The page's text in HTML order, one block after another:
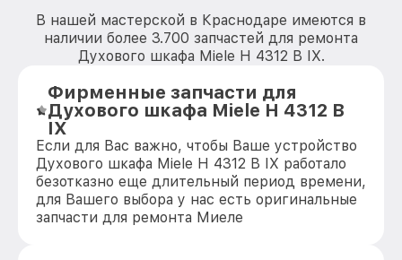
В нашей мастерской в Краснодаре имеются в
наличии более 3.700 запчастей для ремонта
Духового шкафа Miele H 4312 B IX.
Фирменные запчасти для
Духового шкафа Miele H 4312 B
IX
Если для Вас важно, чтобы Ваше устройство
Духового шкафа Miele H 4312 B IX работало
безотказно еще длительный период времени,
для Вашего выбора у нас есть оригинальные
запчасти для ремонта Миеле